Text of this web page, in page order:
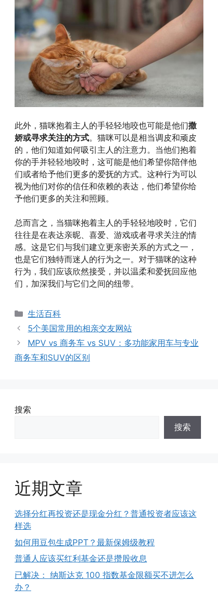
此外，猫咪抱着主人的手轻轻地咬也可能是他们撒
娇或寻求关注的方式。猫咪可以是相当调皮和顽皮
的，他们知道如何吸引主人的注意力。当他们抱着
你的手并轻轻地咬时，这可能是他们希望你陪伴他
们或者给予他们更多的爱抚的方式。这种行为可以
视为他们对你的信任和依赖的表达，他们希望你给
予他们更多的关注和照顾。
总而言之，当猫咪抱着主人的手轻轻地咬时，它们
往往是在表达亲昵、喜爱、游戏或者寻求关注的情
感。这是它们与我们建立更亲密关系的方式之一，
也是它们独特而迷人的行为之一。对于猫咪的这种
行为，我们应该欣然接受，并以温柔和爱抚回应他
们，加深我们与它们之间的纽带。
分
类
生活百科
5个美国常用的相亲交友网站
MPV vs 商务车 vs SUV：多功能家用车与专业
商务车和SUV的区别
搜索
搜索
近期文章
选择分红再投资还是现金分红？普通投资者应该这
样选
如何用豆包生成PPT？最新保姆级教程
普通人应该买红利基金还是攒股收息
已解决： 纳斯达克 100 指数基金限额买不进怎么
办？